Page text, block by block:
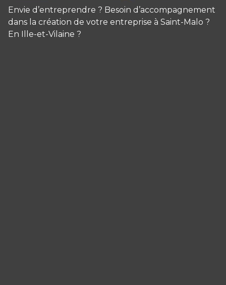
Envie d’entreprendre ? Besoin d’accompagnement
dans la création de votre entreprise à Saint-Malo ?
En Ille-et-Vilaine ?